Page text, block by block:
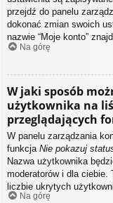
przejdź do panelu
dokonać zmian swoich
nazwie “Moje konto”
Na górę
W jaki sposób
użytkownika na
przeglądających
W panelu zarządzania
funkcja Nie pokazuj
Nazwa użytkownika
moderatorów i dla ciebie.
liczbie ukrytych
Na górę